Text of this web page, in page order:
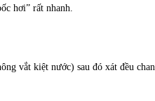
hơi” rất nhanh.
vắt kiệt nước) sau đó xát đều